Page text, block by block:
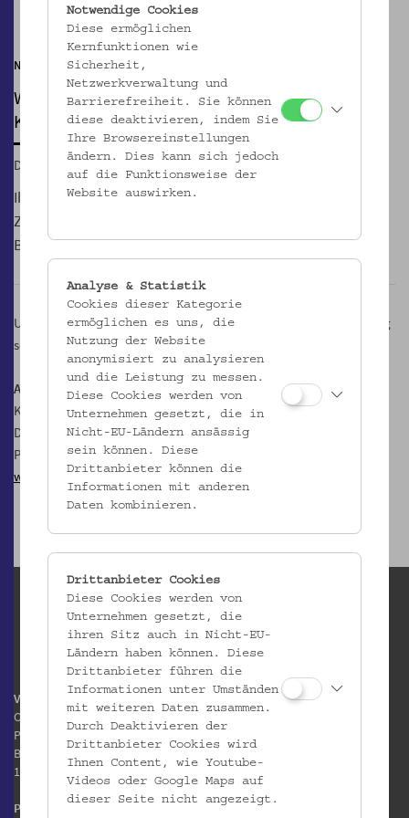
Pause
Nur für Kinder von 6 bis 10 Jahren
WINTERFERIENSPIEL
Kommt in die Zuckerbäckerei!
Do, 29.12.2016, 10:00 – 13:00
Ihr erfahrt Spannendes über die Arbeit der Lebzelter und
Zuckerbäcker in früheren Zeiten, seht alte Model und
Backformen und designt eigene Keksausstecher.
Und dann Ärmel hoch und Muskeln raus! Wir kneten duftenden Teig
sowie Marzipan und backen leckere Lebkuchen.
Anmeldung erforderlich!
Kosten € 10,- / ermäßigt € 5,- pro Person
Die Veranstaltung findet im Rahmen des wienXtra-kinderaktiv-
Programms statt.
www.ferienspiel.at
Volkskundemuseum Wien
Otto Wagner Areal
Pavillon 1
Baumgartner Höhe 1
1140 Wien
Postanschrift:
Notwendige Cookies
Diese ermöglichen
Kernfunktionen wie
Sicherheit,
Netzwerkverwaltung und
Barrierefreiheit. Sie können
diese deaktivieren, indem Sie
Ihre Browsereinstellungen
ändern. Dies kann sich jedoch
auf die Funktionsweise der
Website auswirken.
Analyse & Statistik
Cookies dieser Kategorie
ermöglichen es uns, die
Nutzung der Website
anonymisiert zu analysieren
und die Leistung zu messen.
Diese Cookies werden von
Unternehmen gesetzt, die in
Nicht-EU-Ländern ansässig
sein können. Diese
Drittanbieter können die
Informationen mit anderen
Daten kombinieren.
Drittanbieter Cookies
Diese Cookies werden von
Unternehmen gesetzt, die
ihren Sitz auch in Nicht-EU-
Ländern haben können. Diese
Drittanbieter führen die
Informationen unter Umständen
mit weiteren Daten zusammen.
Durch Deaktivieren der
Drittanbieter Cookies wird
Ihnen Content, wie Youtube-
Videos oder Google Maps auf
dieser Seite nicht angezeigt.